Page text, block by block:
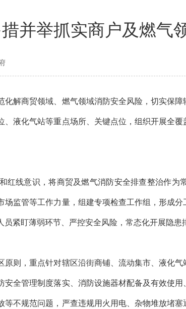
并举抓实商户及燃气
商贸领域、燃气领域消防安全风险，切实保障
液化气站等重点场所、关键点位，组织开展全
线意识，将商贸及燃气消防安全排查整治作为
场监管等工作力量，组建专项检查工作组，形成
紧盯薄弱环节、严控安全风险，常态化开展隐患
则，重点针对辖区沿街商铺、流动集市、液化
全管理制度落实、消防设施器材配备及有效使
不规范问题，严查违规用火用电、杂物堆放堵